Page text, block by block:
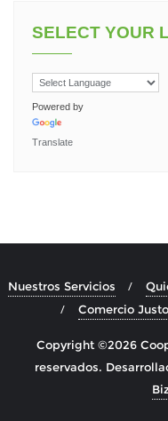
SELECT YOUR
Powered by
Translate
Nuestros Servicios
Comercio Justo
Copyright ©2026
reservados.